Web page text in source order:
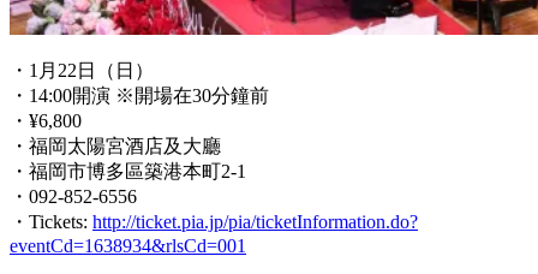
・1月22日（日）
・14:00開演 ※開場在30分鐘前
・¥6,800
・福岡太陽宮酒店及大廳
・福岡市博多區築港本町2-1
・092-852-6556
・Tickets: http://ticket.pia.jp/pia/ticketInformation.do?
eventCd=1638934&rlsCd=001